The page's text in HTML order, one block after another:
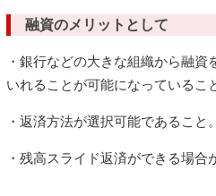
融資のメリットとして
・銀行などの大きな組織から融
いれることが可能になっているこ
・返済方法が選択可能であること。
・残高スライド返済ができる場合